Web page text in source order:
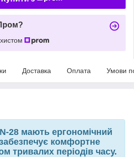
Доставка Оплата Умови
28 мають ергономічний
комфортне
тривалих періодів часу.